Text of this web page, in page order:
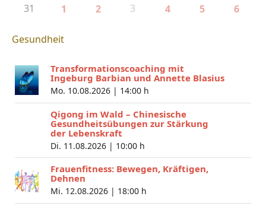
31 1 2 3 4 5 6
Gesundheit
Transformationscoaching mit
Ingeburg Barbian und Annette Blasius
Mo. 10.08.2026 | 14:00 h
Qigong im Wald – Chinesische
Gesundheitsübungen zur Stärkung
der Lebenskraft
Di. 11.08.2026 | 10:00 h
Frauenfitness: Bewegen, Kräftigen,
Dehnen
Mi. 12.08.2026 | 18:00 h